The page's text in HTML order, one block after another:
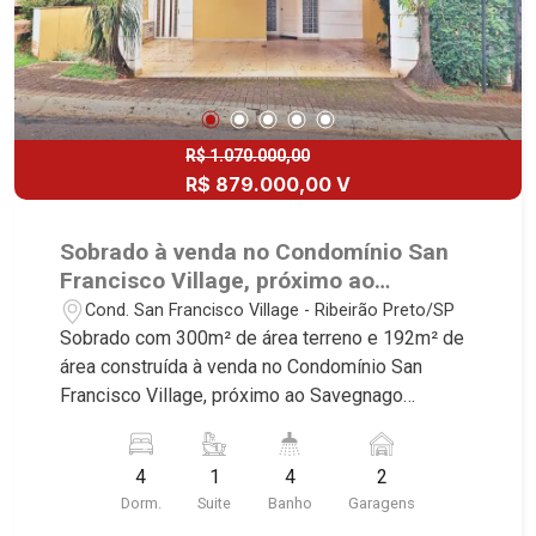
R$ 1.070.000,00
R$ 879.000,00 V
Sobrado à venda no Condomínio San
Francisco Village, próximo ao
Savegnago Supermercados - Ribeirão
Preto/SP.
Cond. San Francisco Village - Ribeirão Preto/SP
Sobrado com 300m² de área terreno e 192m² de
área construída à venda no Condomínio San
Francisco Village, próximo ao Savegnago
Village, Ribeirão Preto/SP. Conheça as
características deste imóvel que a Martinelli
Imobiliária selecionou para você: - 300m² de área
4
Dorm.
1
Suite
4
Banho
2
Garagens